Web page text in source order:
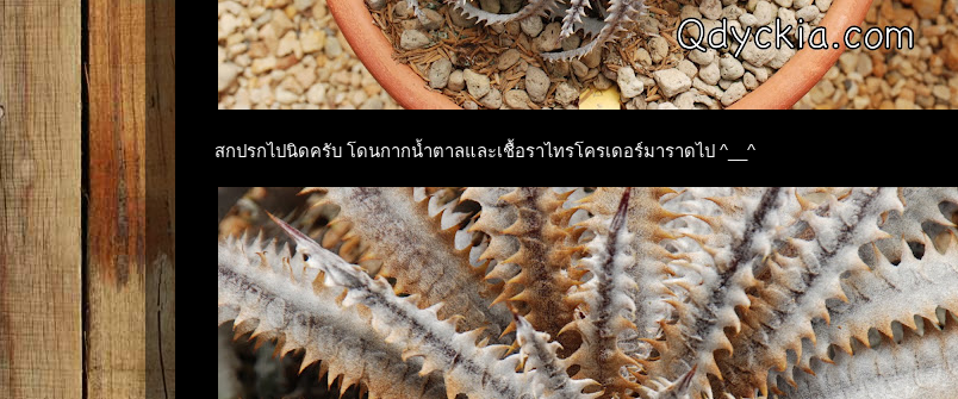
สกปรกไปนิดครับ โดนกากน้ำตาลและเชื้อราไทรโครเดอร์มาราดไป ^__^